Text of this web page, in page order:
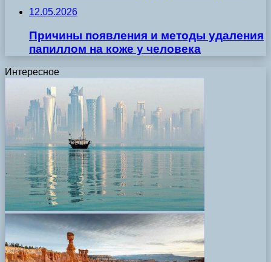
12.05.2026
Причины появления и методы удаления
папиллом на коже у человека
Интересное